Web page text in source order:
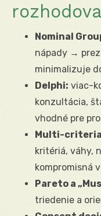
Nominal
nápady →
minimalizuje
Delphi: viac-
konzultácia,
vhodné pre
Multi-criteria
kritériá, váhy,
kompromisná
Pareto a
triedenie a